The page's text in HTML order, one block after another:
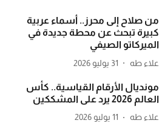
من صلاح إلى محرز.. أسماء عربية
كبيرة تبحث عن محطة جديدة في
الميركاتو الصيفي
علاء طه 31 يوليو 2026
مونديال الأرقام القياسية.. كأس
العالم 2026 يرد على المشككين
علاء طه 11 يوليو 2026